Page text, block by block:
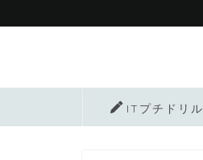
ITプチドリル